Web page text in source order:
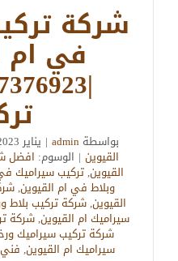
شركة
في ام
بواسطةadmin
| يناير 23rd, 2023
القيوين | الوسوم: افضل
القيوين,تركيب سيراميك
وبلاط في ام القيوين,
القيوين,شركة تركيب بلاط
سيراميك ام القيوين,شركة
شركة تركيب سيراميك
سيراميك ام القيوين,